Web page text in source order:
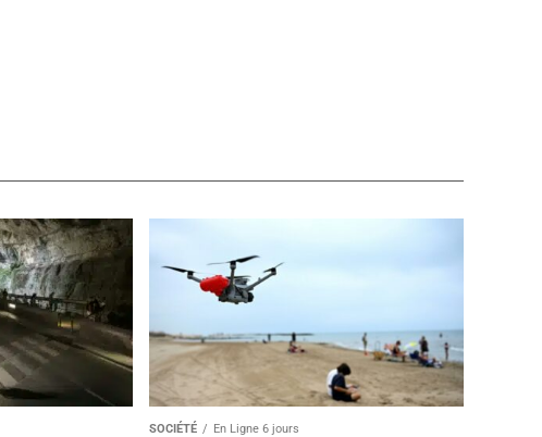
SOCIÉTÉ En Ligne 6 jours